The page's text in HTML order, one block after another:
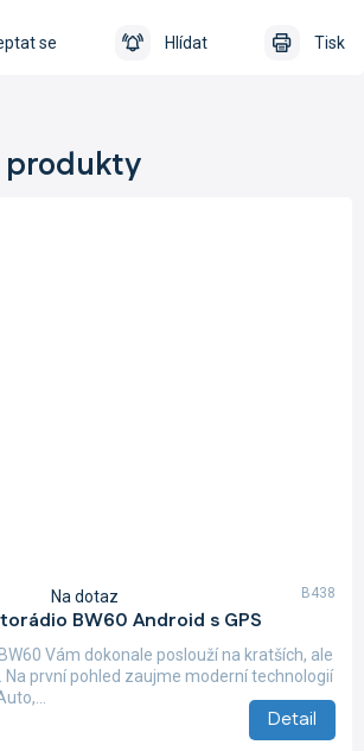
Tisk
se Hlídat
produkty
BW60 Android s GPS
Na dotaz
Detail
Vám dokonale poslouží na kratších, ale
Na první pohled zaujme moderní technologií
B438